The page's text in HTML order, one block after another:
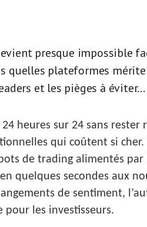
presque impossible
quelles plateformes
et les pièges à éviter...
heures sur 24 sans rester
qui coûtent si cher.
de trading alimentés par
quelques secondes aux
de sentiment,
les investisseurs.